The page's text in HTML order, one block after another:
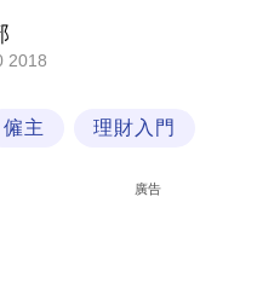
科
2018
僱主 理財入門
廣告